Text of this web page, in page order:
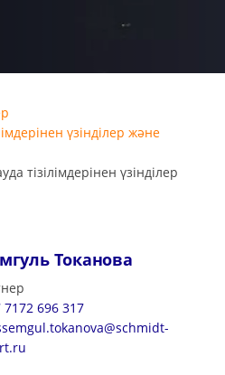
үзінділер және
тізілімдерінен үзінділер
Токанова
7172 696 317